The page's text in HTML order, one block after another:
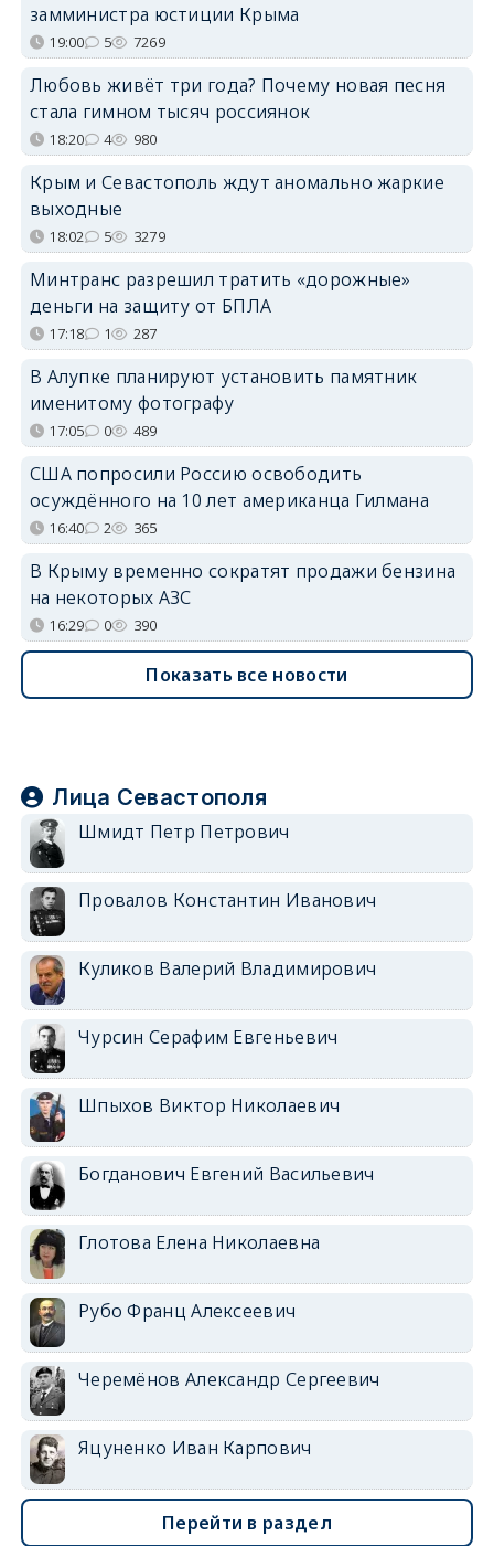
замминистра юстиции Крыма
19:00 5 7269
Любовь живёт три года? Почему новая песня
стала гимном тысяч россиянок
18:20 4 980
Крым и Севастополь ждут аномально жаркие
выходные
18:02 5 3279
Минтранс разрешил тратить «дорожные»
деньги на защиту от БПЛА
17:18 1 287
В Алупке планируют установить памятник
именитому фотографу
17:05 0 489
США попросили Россию освободить
осуждённого на 10 лет американца Гилмана
16:40 2 365
В Крыму временно сократят продажи бензина
на некоторых АЗС
16:29 0 390
Показать все новости
Лица Севастополя
Шмидт Петр Петрович
Провалов Константин Иванович
Куликов Валерий Владимирович
Чурсин Серафим Евгеньевич
Шпыхов Виктор Николаевич
Богданович Евгений Васильевич
Глотова Елена Николаевна
Рубо Франц Алексеевич
Черемёнов Александр Сергеевич
Яцуненко Иван Карпович
Перейти в раздел